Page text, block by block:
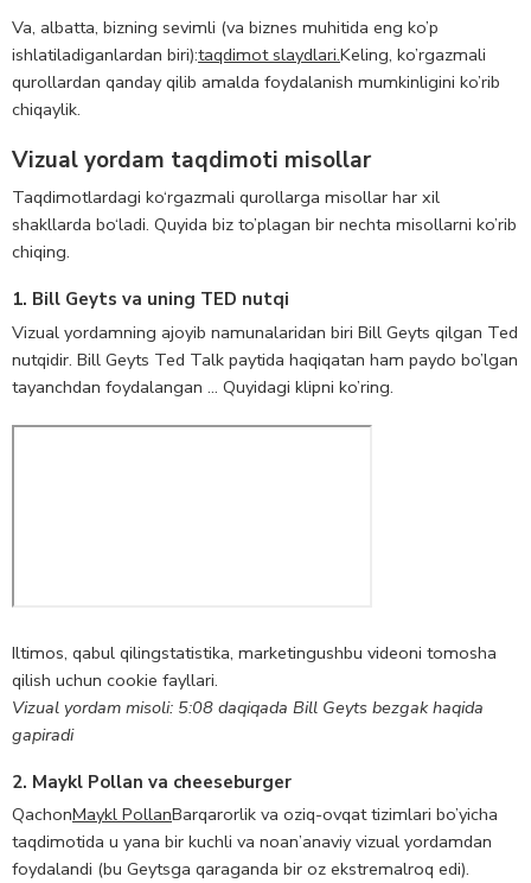
Va, albatta, bizning sevimli (va biznes muhitida eng ko’p
ishlatiladiganlardan biri):taqdimot slaydlari.Keling, ko’rgazmali
qurollardan qanday qilib amalda foydalanish mumkinligini ko’rib
chiqaylik.
Vizual yordam taqdimoti misollar
Taqdimotlardagi ko‘rgazmali qurollarga misollar har xil
shakllarda bo‘ladi. Quyida biz to’plagan bir nechta misollarni ko’rib
chiqing.
1. Bill Geyts va uning TED nutqi
Vizual yordamning ajoyib namunalaridan biri Bill Geyts qilgan Ted
nutqidir. Bill Geyts Ted Talk paytida haqiqatan ham paydo bo’lgan
tayanchdan foydalangan … Quyidagi klipni ko’ring.
Iltimos, qabul qilingstatistika, marketingushbu videoni tomosha
qilish uchun cookie fayllari.
Vizual yordam misoli: 5:08 daqiqada Bill Geyts bezgak haqida
gapiradi
2. Maykl Pollan va cheeseburger
QachonMaykl PollanBarqarorlik va oziq-ovqat tizimlari bo’yicha
taqdimotida u yana bir kuchli va noan’anaviy vizual yordamdan
foydalandi (bu Geytsga qaraganda bir oz ekstremalroq edi).